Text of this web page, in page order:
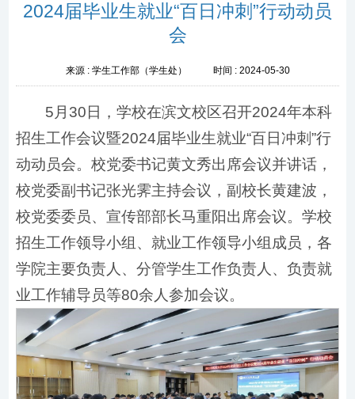
2024届毕业生就业“百日冲刺”行动动员
会
来源 : 学生工作部（学生处） 时间 : 2024-05-30
5月30日，学校在滨文校区召开2024年本科
招生工作会议暨2024届毕业生就业“百日冲刺”行
动动员会。校党委书记黄文秀出席会议并讲话，
校党委副书记张光霁主持会议，副校长黄建波，
校党委委员、宣传部部长马重阳出席会议。学校
招生工作领导小组、就业工作领导小组成员，各
学院主要负责人、分管学生工作负责人、负责就
业工作辅导员等80余人参加会议。